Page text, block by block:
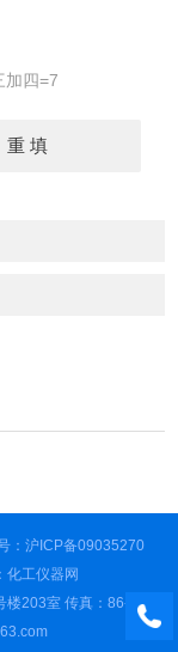
加四=7
：沪ICP备09035270
化工仪器网
203室 传真：86-021-